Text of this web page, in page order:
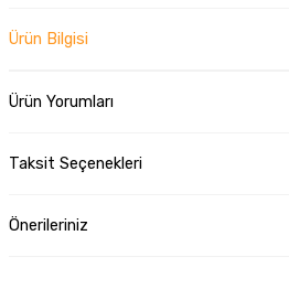
Ürün Bilgisi
Ürün Yorumları
Taksit Seçenekleri
Önerileriniz